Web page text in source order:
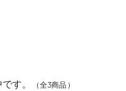
す。 （全3商品）